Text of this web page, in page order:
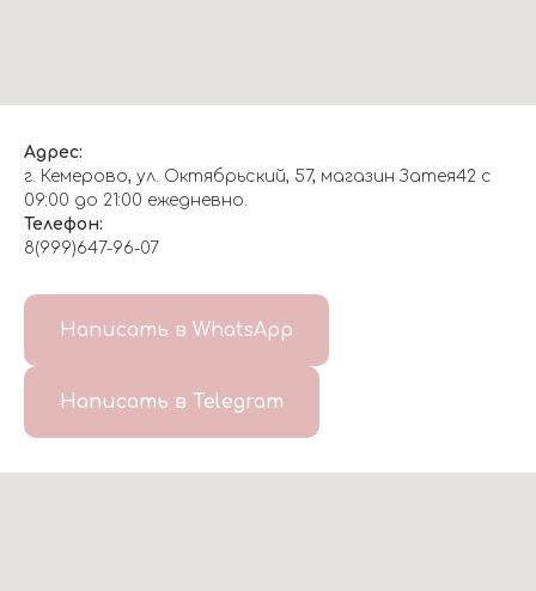
Адрес:
г. Кемерово, ул. Октябрьский, 57, магазин Затея42 с
09:00 до 21:00 ежедневно.
Телефон:
8(999)647-96-07
Написать в WhatsApp
Написать в Telegram